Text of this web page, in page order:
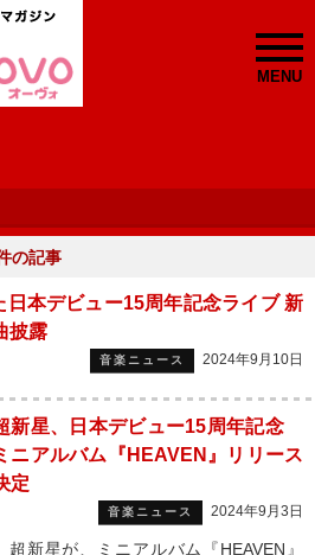
MENU
の記事
日本デビュー15周年記念ライブ 新
披露
音楽ニュース 2024年9月10日
新星、日本デビュー15周年記念
ニアルバム『HEAVEN』リリース
定
音楽ニュース 2024年9月3日
超新星が、ミニアルバム『HEAVEN』